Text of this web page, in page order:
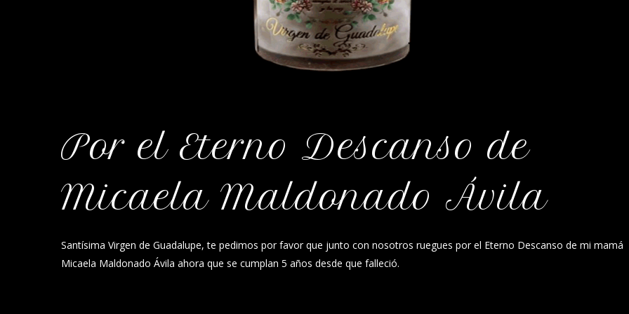
Por el Eterno Descanso de
Micaela Maldonado Ávila
Santísima Virgen de Guadalupe, te pedimos por favor que junto con nosotros ruegues por el Eterno Descanso de mi mamá
Micaela Maldonado Ávila ahora que se cumplan 5 años desde que falleció.